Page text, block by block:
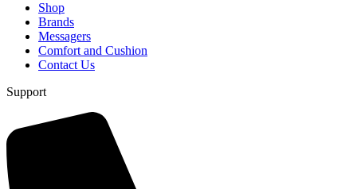
Shop
Brands
Messagers
Comfort and Cushion
Contact Us
Support